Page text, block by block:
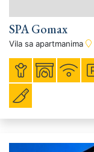
SPA Gomax
Vila sa apartmanima